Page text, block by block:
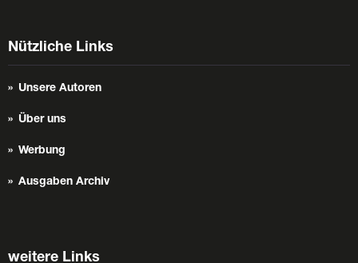
Nützliche Links
Unsere Autoren
Über uns
Werbung
Ausgaben Archiv
weitere Links